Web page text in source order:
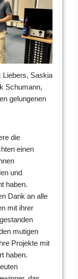
Liebers, Saskia
Schumann,
gelungenen
die
einen
und
haben.
Dank an alle
mit ihrer
mutigen
Projekte mit
haben.